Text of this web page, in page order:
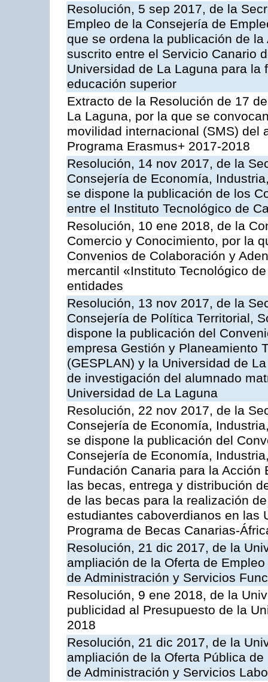
Resolución, 5 sep 2017, de la
Empleo de la Consejería de
que se ordena la publicación de
suscrito entre el Servicio Canario
Universidad de La Laguna para
educación superior
Extracto de la Resolución de 17
La Laguna, por la que se
movilidad internacional (SMS) del
Programa Erasmus+ 2017-2018
Resolución, 14 nov 2017, de la
Consejería de Economía,
se dispone la publicación de los
entre el Instituto Tecnológico de
Resolución, 10 ene 2018, de la
Comercio y Conocimiento, por la
Convenios de Colaboración y
mercantil «Instituto Tecnológico
entidades
Resolución, 13 nov 2017, de la
Consejería de Política Territorial,
dispone la publicación del
empresa Gestión y Planeamiento
(GESPLAN) y la Universidad de
de investigación del alumnado
Universidad de La Laguna
Resolución, 22 nov 2017, de la
Consejería de Economía,
se dispone la publicación del
Consejería de Economía,
Fundación Canaria para la Acción
las becas, entrega y distribución
de las becas para la realización
estudiantes caboverdianos en las
Programa de Becas Canarias-
Resolución, 21 dic 2017, de la
ampliación de la Oferta de
de Administración y Servicios
Resolución, 9 ene 2018, de la
publicidad al Presupuesto de la
2018
Resolución, 21 dic 2017, de la
ampliación de la Oferta Pública
de Administración y Servicios